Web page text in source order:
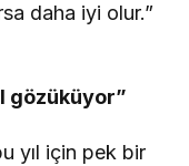
daha iyi olur.”
gözüküyor”
yıl için pek bir